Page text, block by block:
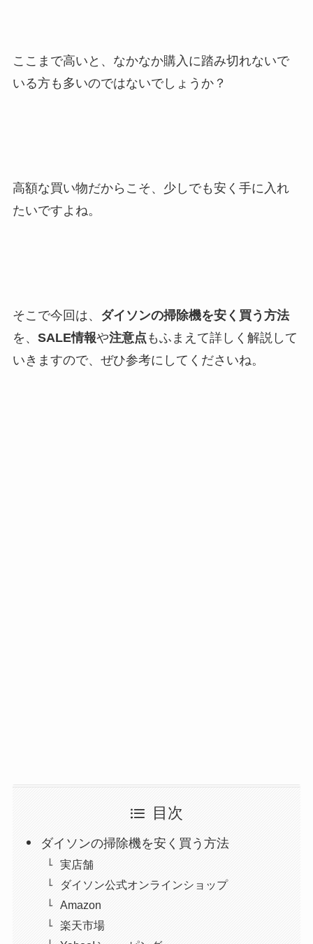
ここまで高いと、なかなか購入に踏み切れないで
いる方も多いのではないでしょうか？
高額な買い物だからこそ、少しでも安く手に入れ
たいですよね。
そこで今回は、 ダイソンの掃除機を安く買う方法
を、 SALE情報や注意点 もふまえて詳しく解説して
いきますので、ぜひ参考にしてくださいね。
目次
ダイソンの掃除機を安く買う方法
実店舗
ダイソン公式オンラインショップ
Amazon
楽天市場